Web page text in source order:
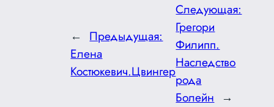
← Предыдущая:
Елена
Костюкевич.Цвингер
Следующая:
Грегори
Филипп.
Наследство
рода
Болейн →